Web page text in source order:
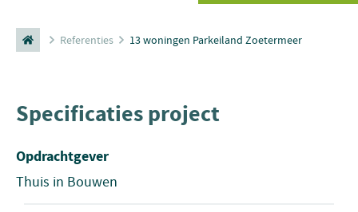
Referenties 13 woningen Parkeiland Zoetermeer
Specificaties project
Opdrachtgever
Thuis in Bouwen